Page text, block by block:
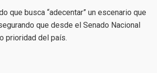
que busca “adecentar” un escenario que
que desde el Senado Nacional
prioridad del país.